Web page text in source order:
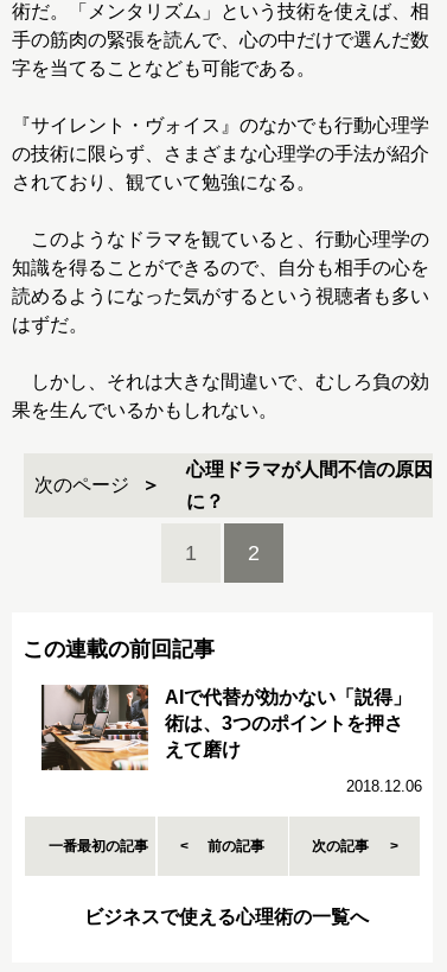
術だ。「メンタリズム」という技術を使えば、相
手の筋肉の緊張を読んで、心の中だけで選んだ数
字を当てることなども可能である。
『サイレント・ヴォイス』のなかでも行動心理学
の技術に限らず、さまざまな心理学の手法が紹介
されており、観ていて勉強になる。
このようなドラマを観ていると、行動心理学の
知識を得ることができるので、自分も相手の心を
読めるようになった気がするという視聴者も多い
はずだ。
しかし、それは大きな間違いで、むしろ負の効
果を生んでいるかもしれない。
次のページ
心理ドラマが人間不信の原因
に？
1 2
この連載の前回記事
AIで代替が効かない「説得」
術は、3つのポイントを押さ
えて磨け
2018.12.06
一番最初の記事 前の記事 次の記事
ビジネスで使える心理術の一覧へ